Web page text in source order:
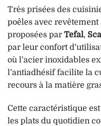
Très prisées des
poêles avec
proposées par Tefal,
par leur confort
où l’acier inoxidables
l’antiadhésif facilite la
recours à la matière
Cette caractéristique
les plats du quotidien